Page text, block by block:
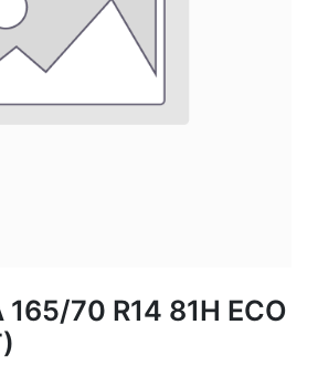
165/70 R14 81H ECO